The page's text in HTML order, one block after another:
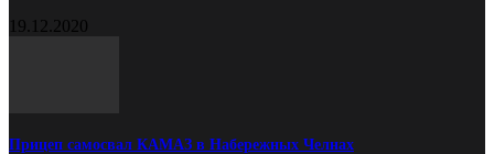
19.12.2020
Прицеп самосвал КАМАЗ в Набережных Челнах